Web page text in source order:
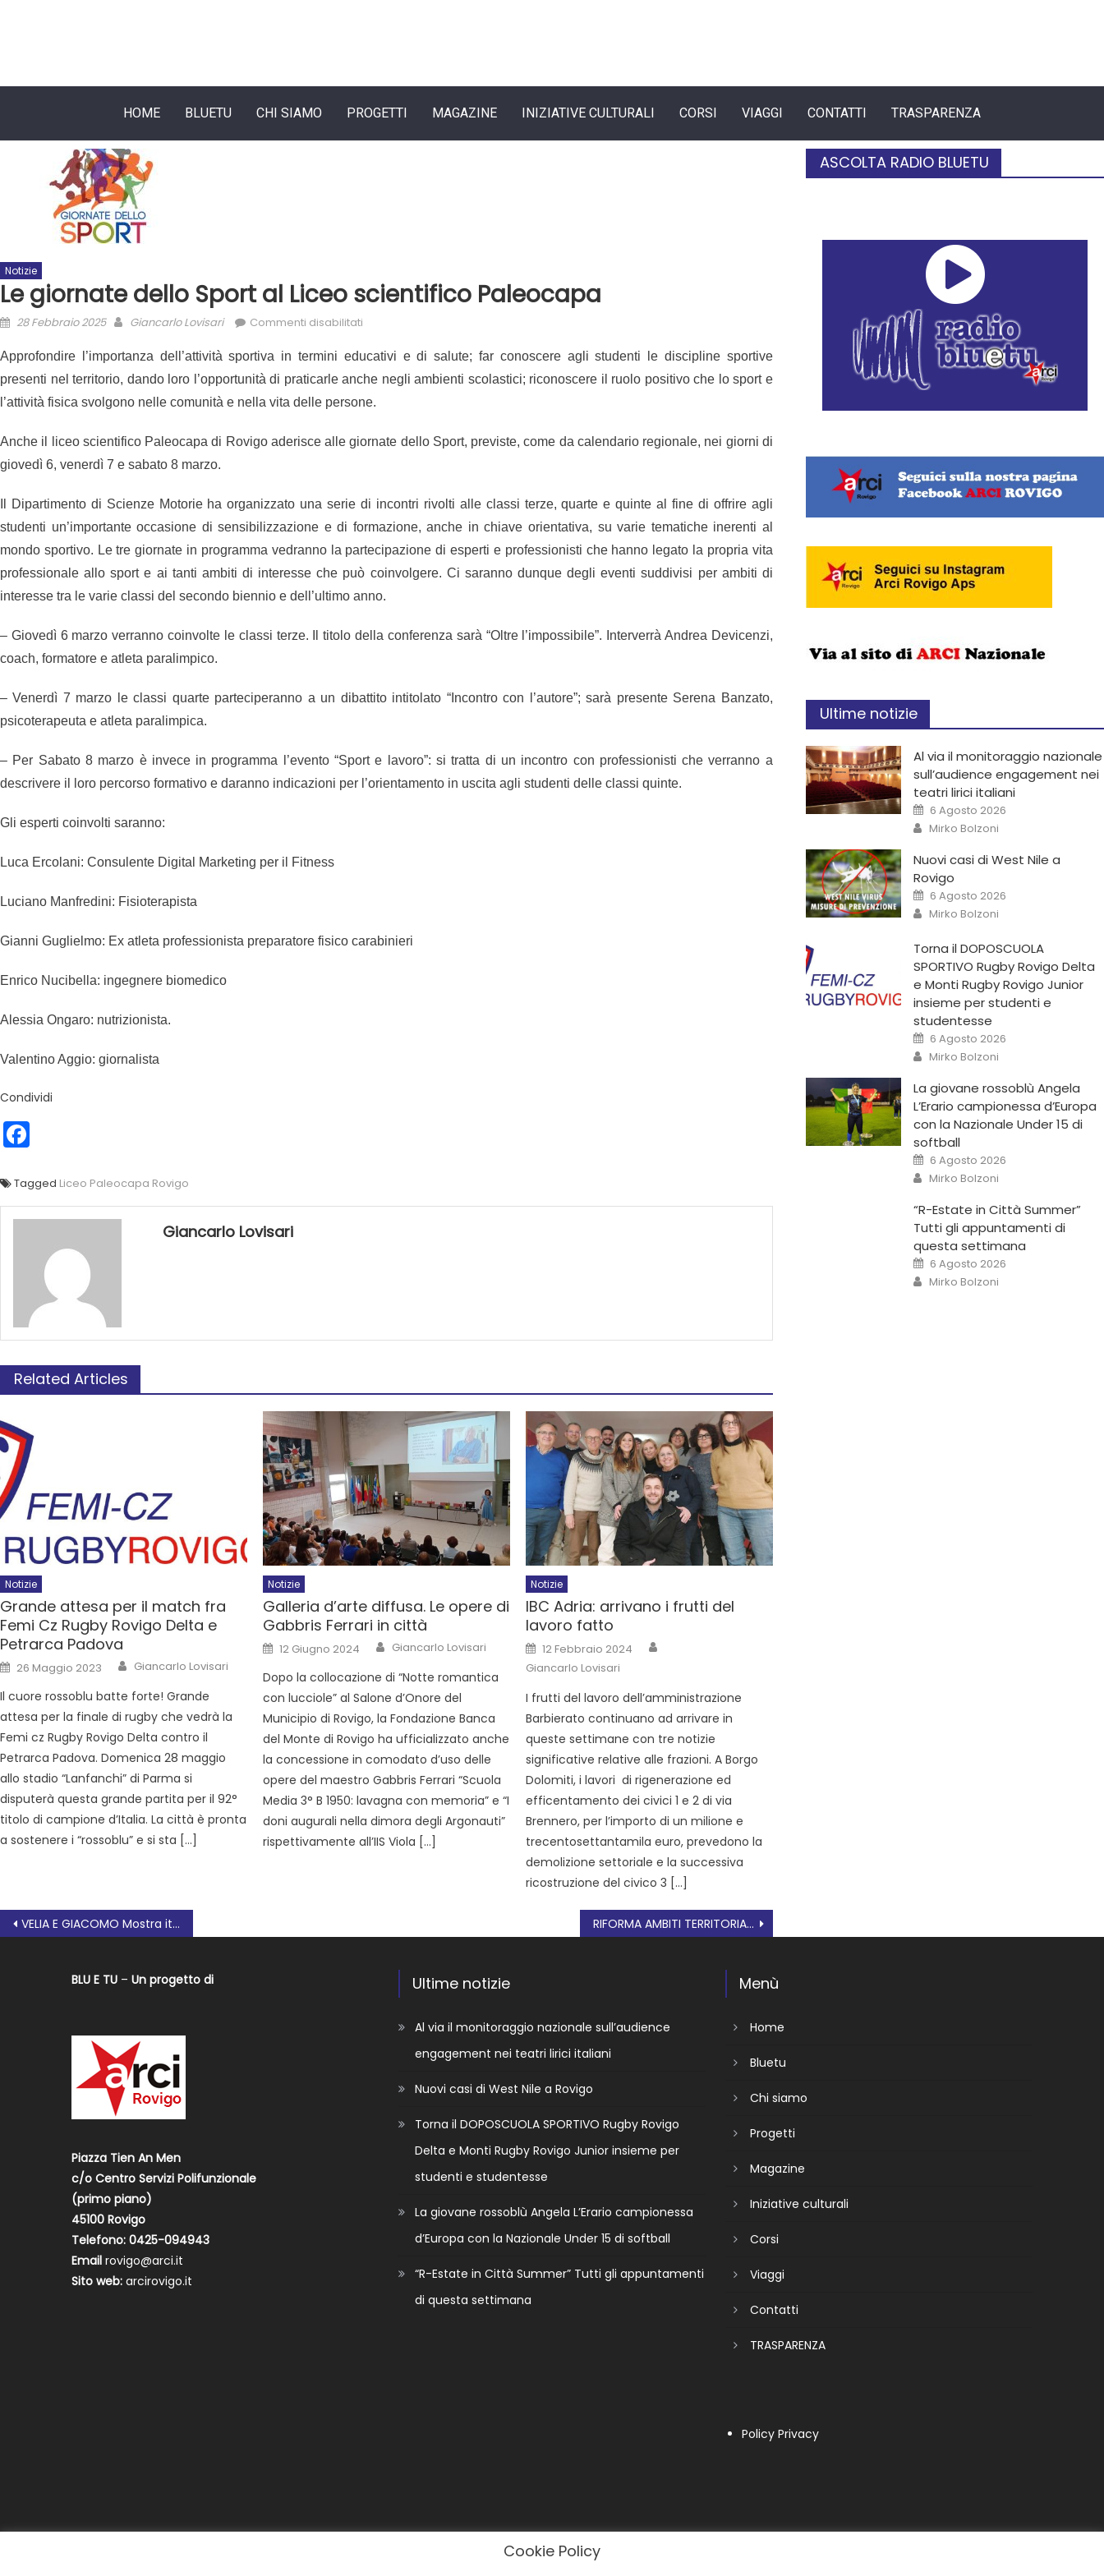
HOME BLUETU CHI SIAMO PROGETTI MAGAZINE INIZIATIVE CULTURALI CORSI VIAGGI CONTATTI TRASPARENZA
Notizie
Le giornate dello Sport al Liceo scientifico Paleocapa
28 Febbraio 2025 Giancarlo Lovisari Commenti disabilitati
Approfondire l’importanza dell’attività sportiva in termini educativi e di salute; far conoscere agli studenti le discipline sportive
presenti nel territorio, dando loro l’opportunità di praticarle anche negli ambienti scolastici; riconoscere il ruolo positivo che lo sport e
l’attività fisica svolgono nelle comunità e nella vita delle persone.
Anche il liceo scientifico Paleocapa di Rovigo aderisce alle giornate dello Sport, previste, come da calendario regionale, nei giorni di
giovedì 6, venerdì 7 e sabato 8 marzo.
Il Dipartimento di Scienze Motorie ha organizzato una serie di incontri rivolti alle classi terze, quarte e quinte al fine di offrire agli
studenti un’importante occasione di sensibilizzazione e di formazione, anche in chiave orientativa, su varie tematiche inerenti al
mondo sportivo. Le tre giornate in programma vedranno la partecipazione di esperti e professionisti che hanno legato la propria vita
professionale allo sport e ai tanti ambiti di interesse che può coinvolgere. Ci saranno dunque degli eventi suddivisi per ambiti di
interesse tra le varie classi del secondo biennio e dell’ultimo anno.
– Giovedì 6 marzo verranno coinvolte le classi terze. Il titolo della conferenza sarà “Oltre l’impossibile”. Interverrà Andrea Devicenzi,
coach, formatore e atleta paralimpico.
– Venerdì 7 marzo le classi quarte parteciperanno a un dibattito intitolato “Incontro con l’autore”; sarà presente Serena Banzato,
psicoterapeuta e atleta paralimpica.
– Per Sabato 8 marzo è invece in programma l’evento “Sport e lavoro”: si tratta di un incontro con professionisti che verranno a
descrivere il loro percorso formativo e daranno indicazioni per l’orientamento in uscita agli studenti delle classi quinte.
Gli esperti coinvolti saranno:
Luca Ercolani: Consulente Digital Marketing per il Fitness
Luciano Manfredini: Fisioterapista
Gianni Guglielmo: Ex atleta professionista preparatore fisico carabinieri
Enrico Nucibella: ingegnere biomedico
Alessia Ongaro: nutrizionista.
Valentino Aggio: giornalista
Condividi
Tagged Liceo Paleocapa Rovigo
Giancarlo Lovisari
Related Articles
Notizie
Grande attesa per il match fra
Femi Cz Rugby Rovigo Delta e
Petrarca Padova
26 Maggio 2023 Giancarlo Lovisari
Il cuore rossoblu batte forte! Grande
attesa per la finale di rugby che vedrà la
Femi cz Rugby Rovigo Delta contro il
Petrarca Padova. Domenica 28 maggio
allo stadio “Lanfanchi” di Parma si
disputerà questa grande partita per il 92°
titolo di campione d’Italia. La città è pronta
a sostenere i “rossoblu” e si sta […]
Notizie
Galleria d’arte diffusa. Le opere di
Gabbris Ferrari in città
12 Giugno 2024 Giancarlo Lovisari
Dopo la collocazione di “Notte romantica
con lucciole” al Salone d’Onore del
Municipio di Rovigo, la Fondazione Banca
del Monte di Rovigo ha ufficializzato anche
la concessione in comodato d’uso delle
opere del maestro Gabbris Ferrari “Scuola
Media 3° B 1950: lavagna con memoria” e “I
doni augurali nella dimora degli Argonauti”
rispettivamente all’IIS Viola […]
Notizie
IBC Adria: arrivano i frutti del
lavoro fatto
12 Febbraio 2024
Giancarlo Lovisari
I frutti del lavoro dell’amministrazione
Barbierato continuano ad arrivare in
queste settimane con tre notizie
significative relative alle frazioni. A Borgo
Dolomiti, i lavori di rigenerazione ed
efficentamento dei civici 1 e 2 di via
Brennero, per l’importo di un milione e
trecentosettantamila euro, prevedono la
demolizione settoriale e la successiva
ricostruzione del civico 3 […]
VELIA E GIACOMO Mostra itinerante a Rovigo RIFORMA AMBITI TERRITORIALI SOCIALI (ATS)
ASCOLTA RADIO BLUETU
Ultime notizie
Al via il monitoraggio nazionale
sull’audience engagement nei
teatri lirici italiani
6 Agosto 2026
Mirko Bolzoni
Nuovi casi di West Nile a
Rovigo
6 Agosto 2026
Mirko Bolzoni
Torna il DOPOSCUOLA
SPORTIVO Rugby Rovigo Delta
e Monti Rugby Rovigo Junior
insieme per studenti e
studentesse
6 Agosto 2026
Mirko Bolzoni
La giovane rossoblù Angela
L’Erario campionessa d’Europa
con la Nazionale Under 15 di
softball
6 Agosto 2026
Mirko Bolzoni
“R-Estate in Città Summer”
Tutti gli appuntamenti di
questa settimana
6 Agosto 2026
Mirko Bolzoni
BLU E TU –Un progetto di
Piazza Tien An Men
c/o Centro Servizi Polifunzionale
(primo piano)
45100 Rovigo
Telefono: 0425-094943
Emailrovigo@arci.it
Sito web:arcirovigo.it
Ultime notizie
Al via il monitoraggio nazionale sull’audience
engagement nei teatri lirici italiani
Nuovi casi di West Nile a Rovigo
Torna il DOPOSCUOLA SPORTIVO Rugby Rovigo
Delta e Monti Rugby Rovigo Junior insieme per
studenti e studentesse
La giovane rossoblù Angela L’Erario campionessa
d’Europa con la Nazionale Under 15 di softball
“R-Estate in Città Summer” Tutti gli appuntamenti
di questa settimana
Menù
Home
Bluetu
Chi siamo
Progetti
Magazine
Iniziative culturali
Corsi
Viaggi
Contatti
TRASPARENZA
Policy Privacy
Cookie Policy